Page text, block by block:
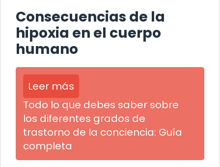
Consecuencias de la
hipoxia en el cuerpo
humano
Leer más
Todo lo que debes saber sobre
los diferentes grados de
trastorno de la conciencia: Guía
completa